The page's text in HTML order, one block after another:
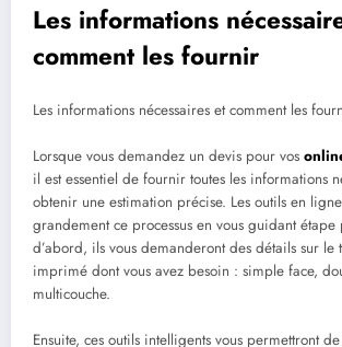
Les informations
comment les fournir
Les informations nécessaires et comment les
Lorsque vous demandez un devis pour vos
il est essentiel de fournir toutes les informations
obtenir une estimation précise. Les outils en
grandement ce processus en vous guidant étape
d’abord, ils vous demanderont des détails sur
imprimé dont vous avez besoin : simple face,
multicouche.
Ensuite, ces outils intelligents vous permettront